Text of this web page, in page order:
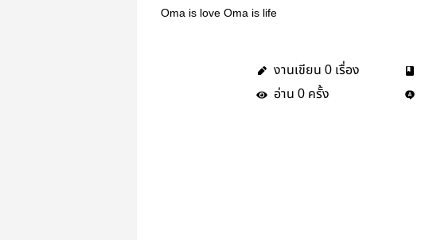
Oma is love Oma is life
งานเขียน 0 เรื่อง
อ่าน 0 ครั้ง